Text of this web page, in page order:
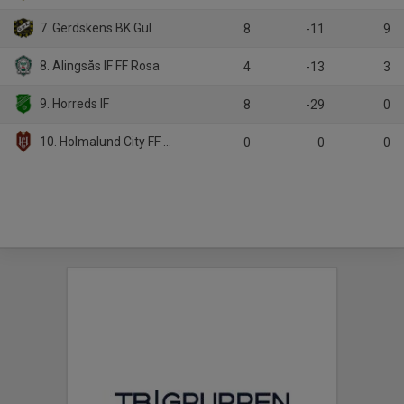
7. Gerdskens BK Gul 8 -11 9
8. Alingsås IF FF Rosa 4 -13 3
9. Horreds IF 8 -29 0
10. Holmalund City FF Röd 0 0 0